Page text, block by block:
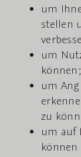
um
stellen
um
können;
um
zu
um auf